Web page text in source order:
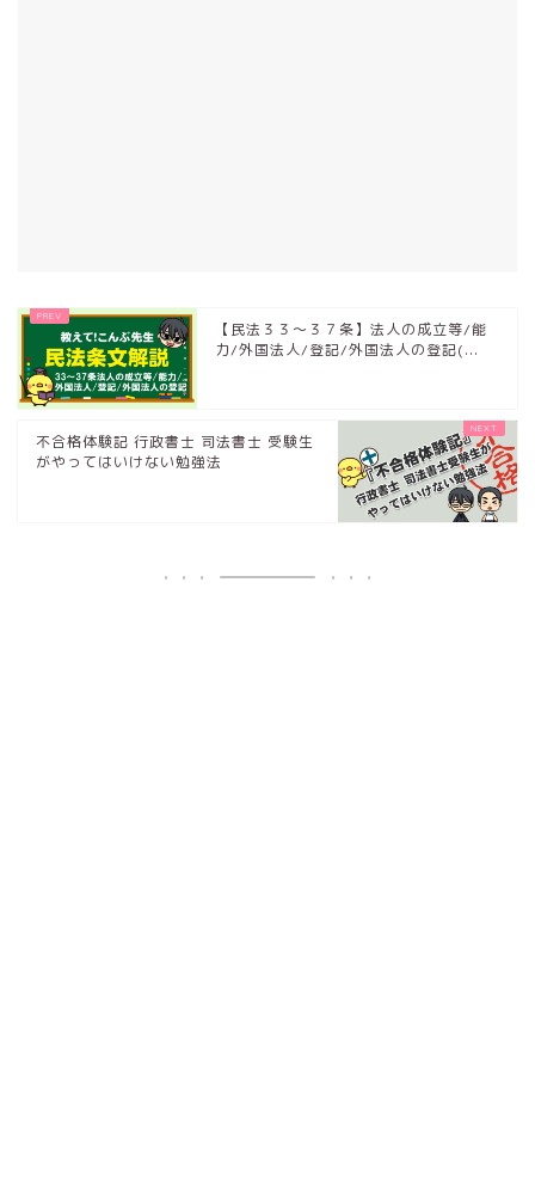
【民法３３～３７条】法人の成立等/能
力/外国法人/登記/外国法人の登記(...
不合格体験記 行政書士 司法書士 受験生
がやってはいけない勉強法